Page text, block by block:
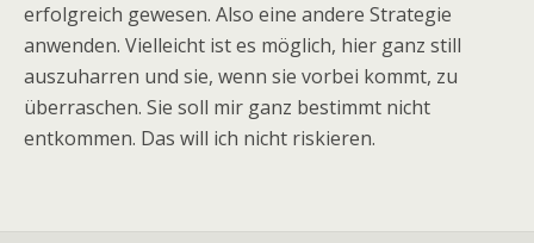
erfolgreich gewesen. Also eine andere Strategie
anwenden. Vielleicht ist es möglich, hier ganz still
auszuharren und sie, wenn sie vorbei kommt, zu
überraschen. Sie soll mir ganz bestimmt nicht
entkommen. Das will ich nicht riskieren.